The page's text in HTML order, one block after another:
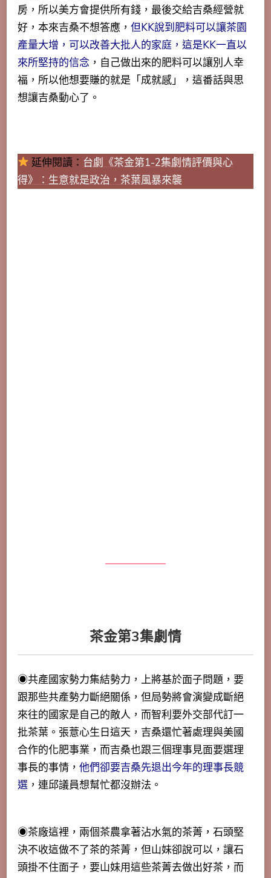
房，所以美方會提供所有錢，最後交給吉桑經營就
好，本來吉桑不想答應， 但KK說到肥料可以讓茶園
產量大增，可以改善大批人的家庭，這是KK一直以
來所堅持的信念 ，自己做出來的肥料可以讓別人幸
福，所以他想要賺的就是「成就感」，這番話與思
想讓吉桑動心了。
延伸閱讀： 台劇《茶金第1-2集劇情評價與心
得》：生意就是政治，茶葉風暴來襲
茶金第3集劇情
◉共產國家勢力集結勢力，上將基於面子問題，要
跟那些共產勢力斷絕關係，但局勢將會演變成斷絕
來往的國家是自己的敵人，而智利要外交部代訂一
批茶葉。張薏心生日這天，吉桑還忙著處理與美國
合作的化肥事業，而吉桑也跟三個理事見面要選理
事長的事情， 他們卻要吉桑先退出今年的理事長競
選 ，連邱議員想幫忙都沒辦法。
◉茶廠這裡，兩個茶農拿著沾水氣的茶菁，石頭堅
決不收這做不了茶的茶菁，但山妹卻說可以，讓石
頭掛不住面子，要山妹用這些茶菁去做出好茶，而